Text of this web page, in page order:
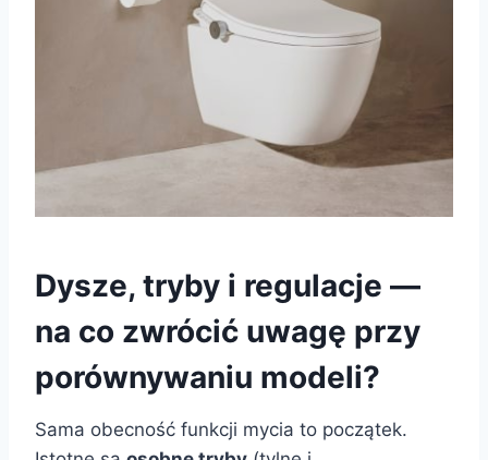
Dysze, tryby i regulacje —
na co zwrócić uwagę przy
porównywaniu modeli?
Sama obecność funkcji mycia to początek.